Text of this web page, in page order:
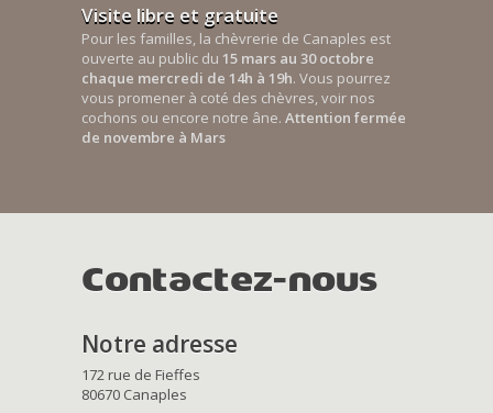
Visite libre et gratuite
Pour les familles, la chèvrerie de Canaples est
ouverte au public du 15 mars au 30 octobre
chaque mercredi de 14h à 19h. Vous pourrez
vous promener à coté des chèvres, voir nos
cochons ou encore notre âne. Attention fermée
de novembre à Mars
Contactez-nous
Notre adresse
172 rue de Fieffes
80670 Canaples